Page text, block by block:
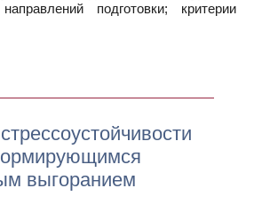
направлений подготовки; критерии
выгоранием